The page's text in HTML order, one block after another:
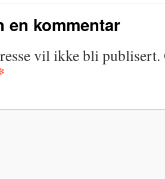
en kommentar
vil ikke bli publisert.